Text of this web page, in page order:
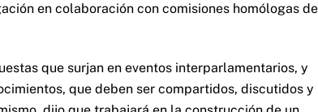
en colaboración con comisiones homólogas de
que surjan en eventos interparlamentarios, y
que deben ser compartidos, discutidos y